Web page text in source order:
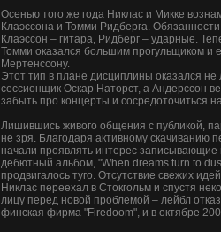
Осенью того же года Никлас и Микке
Клаэссона и Томми Ридберга.
Клаэссон – гитара, Ридберг – ударные.
Томми оказался большим прогульщиком и
Мертенссону.
Этот тип в плане дисциплины оказался
сессионщик Оскар Наторст, а Андерссон
забыть про концерты и сосредоточиться
Лишившись живого общения с публикой,
не зря. Благодаря активному скачиванию
начали проявлять интерес
дебютный альбом, "When dreams turn to
продвигалось туго. Отсутствие свежих
Никлас переехал в Стокгольм и спустя
лицу перед новой проблемой – лейбл
финская фирма "Firedoom", и в октябре